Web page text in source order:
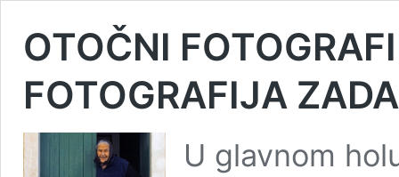
OTOČNI
FOTOGRAFIJA
U glavnom